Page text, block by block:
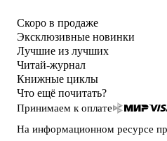
Скоро в продаже
Эксклюзивные новинки
Лучшие из лучших
Читай-журнал
Книжные циклы
Что ещё почитать?
Принимаем к оплате
На информационном ресурсе